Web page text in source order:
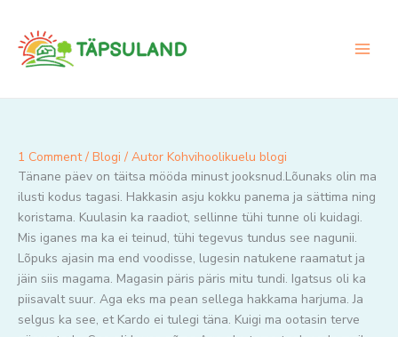
content
1 Comment / Blogi / Autor Kohvihoolikuelu blogi
Tänane päev on täitsa mööda minust jooksnud.Lõunaks olin ma
ilusti kodus tagasi. Hakkasin asju kokku panema ja sättima ning
koristama. Kuulasin ka raadiot, sellinne tühi tunne oli kuidagi.
Mis iganes ma ka ei teinud, tühi tegevus tundus see nagunii.
Lõpuks ajasin ma end voodisse, lugesin natukene raamatut ja
jäin siis magama. Magasin päris päris mitu tundi. Igatsus oli ka
piisavalt suur. Aga eks ma pean sellega hakkama harjuma. Ja
selgus ka see, et Kardo ei tulegi täna. Kuigi ma ootasin terve